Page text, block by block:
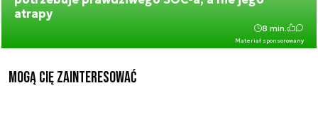
atrapy
Materiał sponsorowany
8 min.
Mogą Cię zainteresować